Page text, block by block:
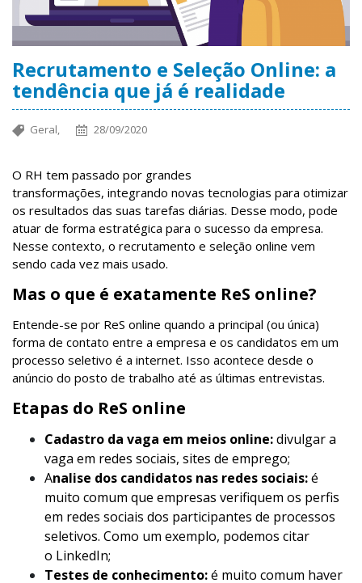
Recrutamento e Seleção Online: a
tendência que já é realidade
Geral, 28/09/2020
O RH tem passado por grandes
transformações, integrando novas tecnologias para otimizar
os resultados das suas tarefas diárias. Desse modo, pode
atuar de forma estratégica para o sucesso da empresa.
Nesse contexto, o recrutamento e seleção online vem
sendo cada vez mais usado.
Mas o que é exatamente ReS online?
Entende-se por ReS online quando a principal (ou única)
forma de contato entre a empresa e os candidatos em um
processo seletivo é a internet. Isso acontece desde o
anúncio do posto de trabalho até as últimas entrevistas.
Etapas do ReS online
Cadastro da vaga em meios online:divulgar a
vaga em redes sociais, sites de emprego;
Analise dos candidatos nas redes sociais:é
muito comum que empresas verifiquem os perfis
em redes sociais dos participantes de processos
seletivos. Como um exemplo, podemos citar
o LinkedIn;
Testes de conhecimento:é muito comum haver